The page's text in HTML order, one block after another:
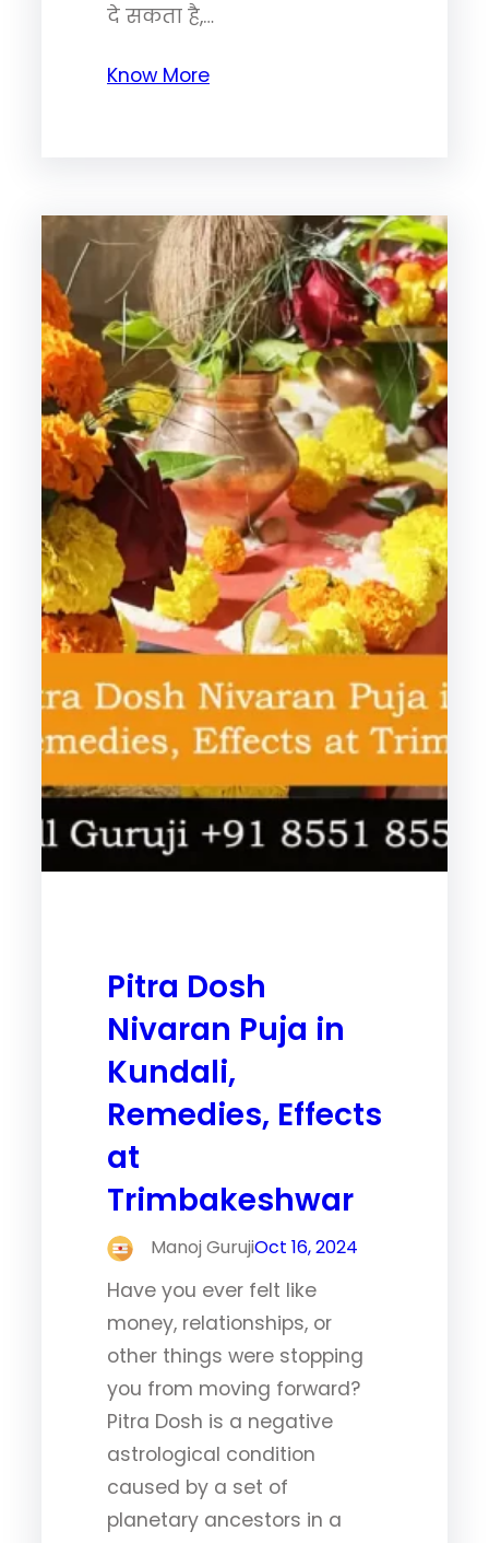
दे सकता है,…
Know More
Pitra Dosh
Nivaran Puja in
Kundali,
Remedies, Effects
at
Trimbakeshwar
Manoj GurujiOct 16, 2024
Have you ever felt like
money, relationships, or
other things were stopping
you from moving forward?
Pitra Dosh is a negative
astrological condition
caused by a set of
planetary ancestors in a